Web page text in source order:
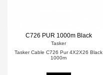
C726 PUR 1000m Black
Tasker
Tasker Cable C726 Pur 4X2X26 Black
1000m